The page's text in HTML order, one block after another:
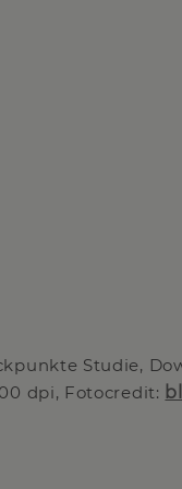
Studie,
dpi, Fotocredit: